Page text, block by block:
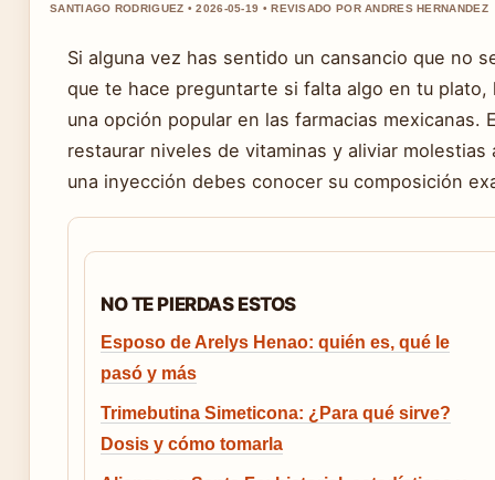
SANTIAGO RODRIGUEZ • 2026-05-19 • REVISADO POR ANDRES HERNANDEZ
Si alguna vez has sentido un cansancio que no
que te hace preguntarte si falta algo en tu
una opción popular en las farmacias
restaurar niveles de vitaminas y aliviar
una inyección debes conocer su composición
NO TE PIERDAS ESTOS
Esposo de Arelys Henao: quién es, qué le
pasó y más
Trimebutina Simeticona: ¿Para qué sirve?
Dosis y cómo tomarla